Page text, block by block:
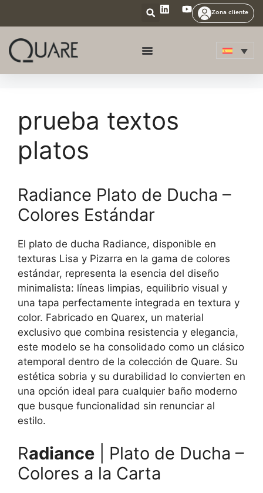
Zona cliente
prueba textos
platos
Radiance Plato de Ducha –
Colores Estándar
El plato de ducha Radiance, disponible en
texturas Lisa y Pizarra en la gama de colores
estándar, representa la esencia del diseño
minimalista: líneas limpias, equilibrio visual y
una tapa perfectamente integrada en textura y
color. Fabricado en Quarex, un material
exclusivo que combina resistencia y elegancia,
este modelo se ha consolidado como un clásico
atemporal dentro de la colección de Quare. Su
estética sobria y su durabilidad lo convierten en
una opción ideal para cualquier baño moderno
que busque funcionalidad sin renunciar al
estilo.
Radiance | Plato de Ducha –
Colores a la Carta